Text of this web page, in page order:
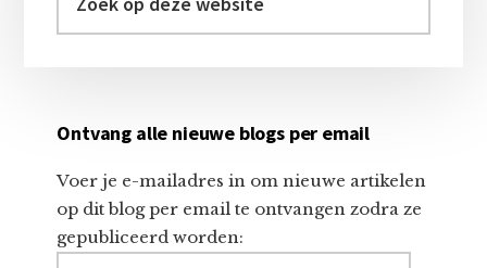
op
Ontvang alle nieuwe blogs per email
Voer je e-mailadres in om nieuwe artikelen
op dit blog per email te ontvangen zodra ze
gepubliceerd worden: